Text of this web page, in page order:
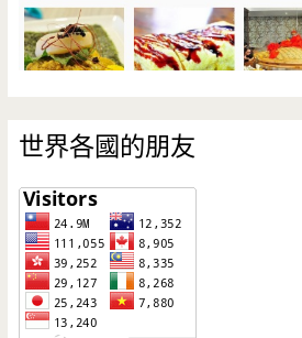
世界各國的朋友